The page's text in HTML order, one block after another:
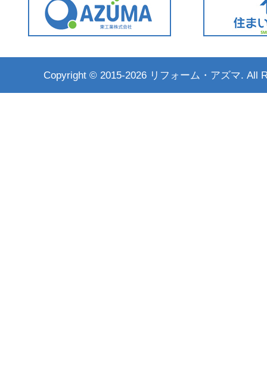
Copyright © 2015-2026 リフォーム・アズマ. All